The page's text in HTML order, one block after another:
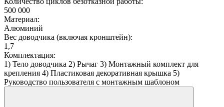
500 000
Материал:
Алюминий
Вес доводчика (включая кронштейн):
1,7
Комплектация:
1) Тело доводчика 2) Рычаг 3) Монтажный комплект для
крепления 4) Пластиковая декоративная крышка 5)
Руководство пользователя с монтажным шаблоном